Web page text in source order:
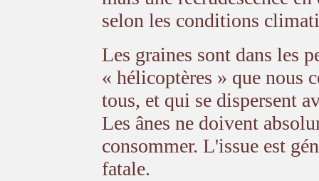
selon les conditions
Les graines sont dans les
« hélicoptères » que nous
tous, et qui se dispersent
Les ânes ne doivent
consommer. L'issue est
fatale.